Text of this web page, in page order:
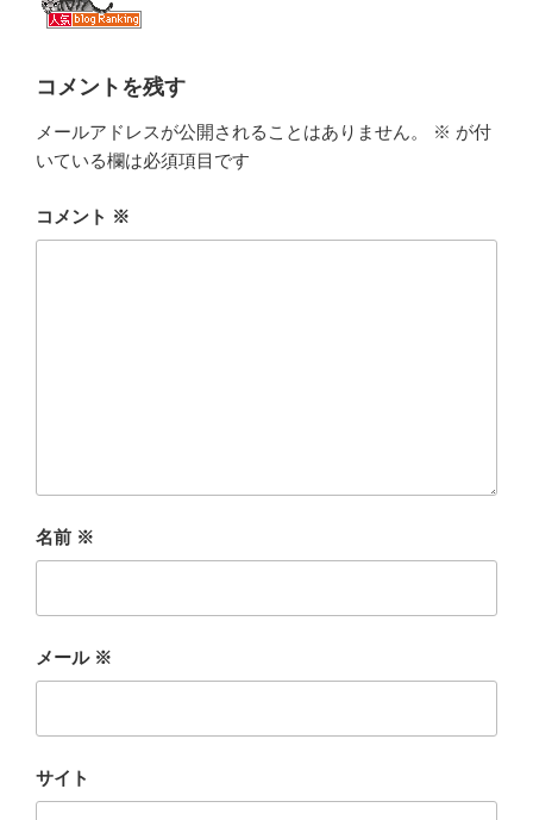
コメントを残す
メールアドレスが公開されることはありません。 ※ が付
いている欄は必須項目です
コメント ※
名前 ※
メール ※
サイト